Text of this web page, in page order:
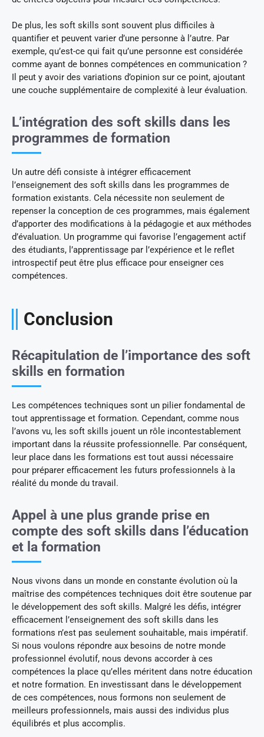
De plus, les soft skills sont souvent plus difficiles à
quantifier et peuvent varier d’une personne à l’autre. Par
exemple, qu’est-ce qui fait qu’une personne est considérée
comme ayant de bonnes compétences en communication ?
Il peut y avoir des variations d’opinion sur ce point, ajoutant
une couche supplémentaire de complexité à leur évaluation.
L’intégration des soft skills dans les
programmes de formation
Un autre défi consiste à intégrer efficacement
l’enseignement des soft skills dans les programmes de
formation existants. Cela nécessite non seulement de
repenser la conception de ces programmes, mais également
d’apporter des modifications à la pédagogie et aux méthodes
d’évaluation. Un programme qui favorise l’engagement actif
des étudiants, l’apprentissage par l’expérience et le reflet
introspectif peut être plus efficace pour enseigner ces
compétences.
Conclusion
Récapitulation de l’importance des soft
skills en formation
Les compétences techniques sont un pilier fondamental de
tout apprentissage et formation. Cependant, comme nous
l’avons vu, les soft skills jouent un rôle incontestablement
important dans la réussite professionnelle. Par conséquent,
leur place dans les formations est tout aussi nécessaire
pour préparer efficacement les futurs professionnels à la
réalité du monde du travail.
Appel à une plus grande prise en
compte des soft skills dans l’éducation
et la formation
Nous vivons dans un monde en constante évolution où la
maîtrise des compétences techniques doit être soutenue par
le développement des soft skills. Malgré les défis, intégrer
efficacement l’enseignement des soft skills dans les
formations n’est pas seulement souhaitable, mais impératif.
Si nous voulons répondre aux besoins de notre monde
professionnel évolutif, nous devons accorder à ces
compétences la place qu’elles méritent dans notre éducation
et notre formation. En investissant dans le développement
de ces compétences, nous formons non seulement de
meilleurs professionnels, mais aussi des individus plus
équilibrés et plus accomplis.